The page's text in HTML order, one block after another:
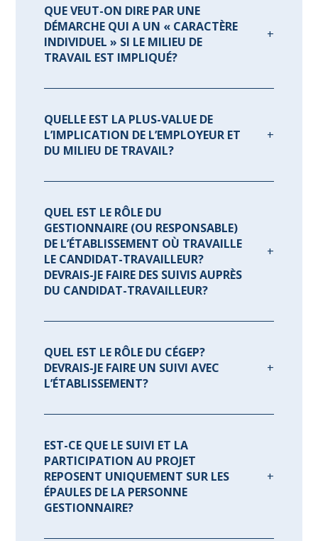
QUE VEUT-ON DIRE PAR UNE
DÉMARCHE QUI A UN « CARACTÈRE
INDIVIDUEL » SI LE MILIEU DE
TRAVAIL EST IMPLIQUÉ?
QUELLE EST LA PLUS-VALUE DE
L’IMPLICATION DE L’EMPLOYEUR ET
DU MILIEU DE TRAVAIL?
QUEL EST LE RÔLE DU
GESTIONNAIRE (OU RESPONSABLE)
DE L’ÉTABLISSEMENT OÙ TRAVAILLE
LE CANDIDAT-TRAVAILLEUR?
DEVRAIS-JE FAIRE DES SUIVIS AUPRÈS
DU CANDIDAT-TRAVAILLEUR?
QUEL EST LE RÔLE DU CÉGEP?
DEVRAIS-JE FAIRE UN SUIVI AVEC
L’ÉTABLISSEMENT?
EST-CE QUE LE SUIVI ET LA
PARTICIPATION AU PROJET
REPOSENT UNIQUEMENT SUR LES
ÉPAULES DE LA PERSONNE
GESTIONNAIRE?